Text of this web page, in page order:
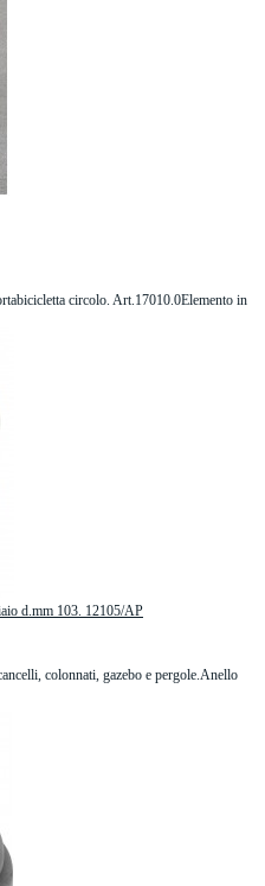
circolo. Art.17010.0Elemento in
d.mm 103. 12105/AP
colonnati, gazebo e pergole.Anello